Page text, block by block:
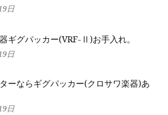
日
ギグパッカー(VRF-Ⅱ)お手入れ。
日
ーならギグパッカー(クロサワ楽器)あ
日